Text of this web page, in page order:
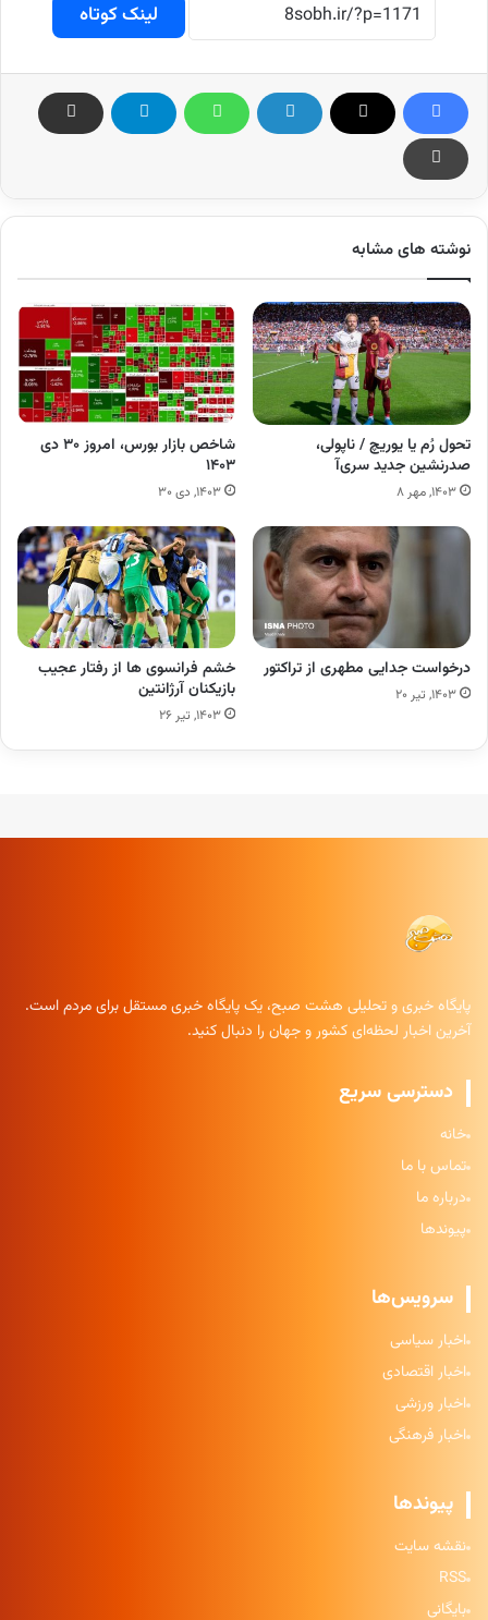
لینک کوتاه
نوشته های مشابه
تحول رُم یا یوریچ / ناپولی،
صدرنشین جدید سری‌آ
۱۴۰۳, مهر ۸
شاخص بازار بورس، امروز ۳۰ دی
۱۴۰۳
۱۴۰۳, دی ۳۰
درخواست جدایی مطهری از تراکتور
۱۴۰۳, تیر ۲۰
خشم فرانسوی ها از رفتار عجیب
بازیکنان آرژانتین
۱۴۰۳, تیر ۲۶
پایگاه خبری و تحلیلی هشت صبح، یک پایگاه خبری مستقل برای مردم است.
آخرین اخبار لحظه‌ای کشور و جهان را دنبال کنید.
دسترسی سریع
خانه
تماس با ما
درباره ما
پیوندها
سرویس‌ها
اخبار سیاسی
اخبار اقتصادی
اخبار ورزشی
اخبار فرهنگی
پیوندها
نقشه سایت
RSS
بایگانی